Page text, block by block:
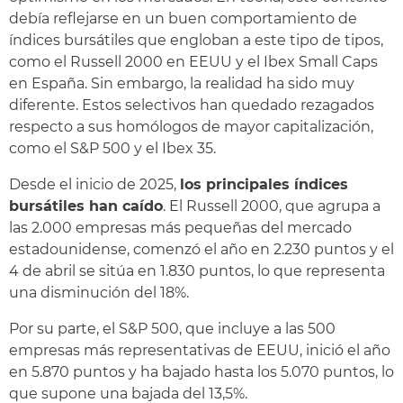
debía reflejarse en un buen comportamiento de
índices bursátiles que engloban a este tipo de tipos,
como el Russell 2000 en EEUU y el Ibex Small Caps
en España. Sin embargo, la realidad ha sido muy
diferente. Estos selectivos han quedado rezagados
respecto a sus homólogos de mayor capitalización,
como el S&P 500 y el Ibex 35.
Desde el inicio de 2025, los principales índices
bursátiles han caído. El Russell 2000, que agrupa a
las 2.000 empresas más pequeñas del mercado
estadounidense, comenzó el año en 2.230 puntos y el
4 de abril se sitúa en 1.830 puntos, lo que representa
una disminución del 18%.
Por su parte, el S&P 500, que incluye a las 500
empresas más representativas de EEUU, inició el año
en 5.870 puntos y ha bajado hasta los 5.070 puntos, lo
que supone una bajada del 13,5%.